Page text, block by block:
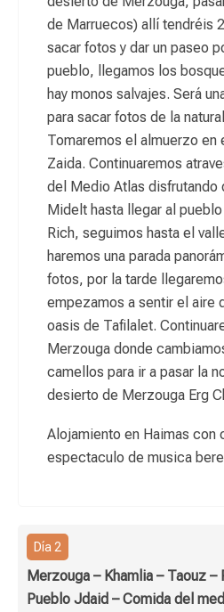
de Marruecos) allí tendréis
sacar fotos y dar un paseo
pueblo, llegamos los
hay monos salvajes. Será
para sacar fotos de la
Tomaremos el almuerzo en
Zaida. Continuaremos
del Medio Atlas disfrutando
Midelt hasta llegar al
Rich, seguimos hasta el
haremos una parada
fotos, por la tarde
empezamos a sentir el aire
oasis de Tafilalet.
Merzouga donde
camellos para ir a pasar la
desierto de Merzouga Erg
Alojamiento en Haimas con
espectaculo de musica
Día 2
Merzouga – Khamlia – Taouz –
Pueblo Jdaid – Comida del